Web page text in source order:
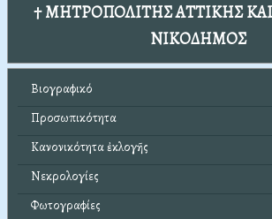
† ΜΗΤΡΟΠΟΛΙΤΗΣ ΑΤΤΙΚΗΣ
ΝΙΚΟΔΗΜΟΣ
Βιογραφικό
Προσωπικότητα
Κανονικότητα ἐκλογῆς
Νεκρολογίες
Φωτογραφίες